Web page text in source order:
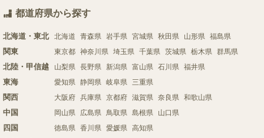
都道府県から探す
北海道・東北 北海道 青森県 岩手県 宮城県 秋田県 山形県 福島県
関東 東京都 神奈川県 埼玉県 千葉県 茨城県 栃木県 群馬県
北陸・甲信越 山梨県 長野県 新潟県 富山県 石川県 福井県
東海 愛知県 静岡県 岐阜県 三重県
関西 大阪府 兵庫県 京都府 滋賀県 奈良県 和歌山県
中国 岡山県 広島県 鳥取県 島根県 山口県
四国 徳島県 香川県 愛媛県 高知県